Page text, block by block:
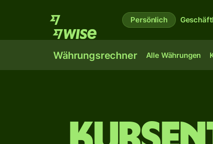
Persönlich
Währungsrechner Alle Währungen